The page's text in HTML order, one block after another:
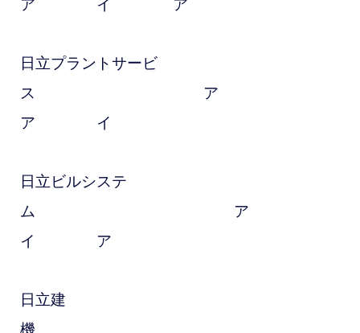
ア イ ア
日立プラントサービ
ス ア
ア イ
日立ビルシステ
ム ア
イ ア
日立建
機